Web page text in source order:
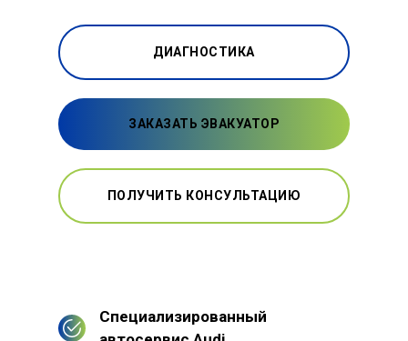
ДИАГНОСТИКА
ЗАКАЗАТЬ ЭВАКУАТОР
ПОЛУЧИТЬ КОНСУЛЬТАЦИЮ
Специализированный